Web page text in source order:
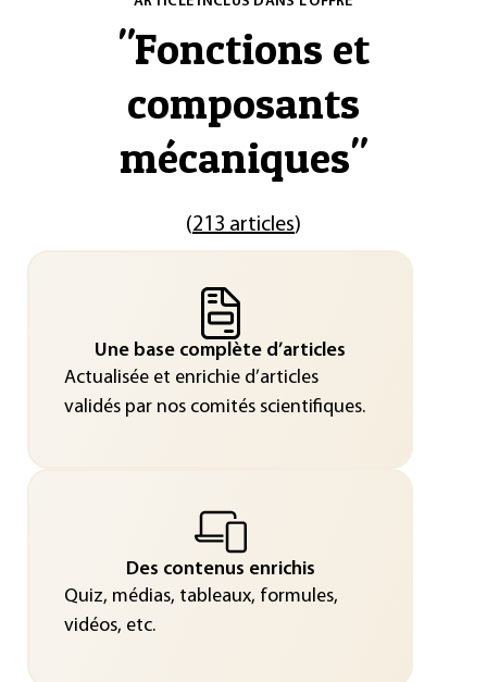
"Fonctions et
composants
mécaniques"
(213 articles)
Une base complète d’articles
Actualisée et enrichie d’articles
validés par nos comités scientifiques.
Des contenus enrichis
Quiz, médias, tableaux, formules,
vidéos, etc.